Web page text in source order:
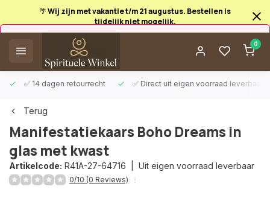
🌴 Wij zijn met vakantie t/m 21 augustus. Bestellen is
tijdelijk niet mogelijk.
0
✅ 14 dagen retourrecht ✅ Direct uit eigen voorraad leverbaar
Afrekenen is uitgeschakeld.
Terug
Manifestatiekaars Boho Dreams in
glas met kwast
Artikelcode: R41A-27-64716 | Uit eigen voorraad leverbaar
0/10 (0 Reviews)